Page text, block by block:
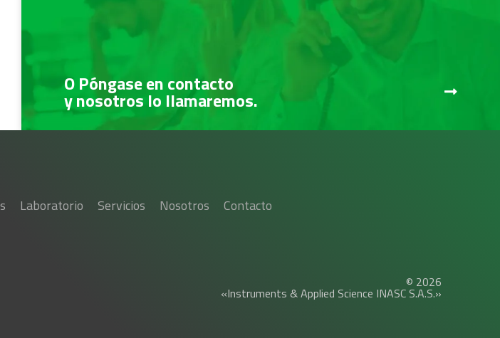
O Póngase en contacto
y nosotros lo llamaremos.
Laboratorio Servicios Nosotros Contacto
© 2026
«Instruments & Applied Science INASC S.A.S.»